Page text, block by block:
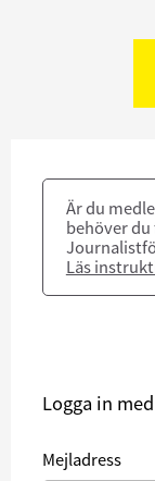
Är du
behöver
Läs
Logga in
Mejladress